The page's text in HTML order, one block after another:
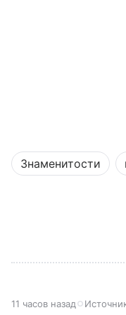
Знаменитости
11 часов назад